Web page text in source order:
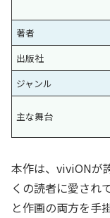
著者
出版社
ジャンル
主な舞台
本作は、viviONが
くの読者に愛され
と作画の両方を手